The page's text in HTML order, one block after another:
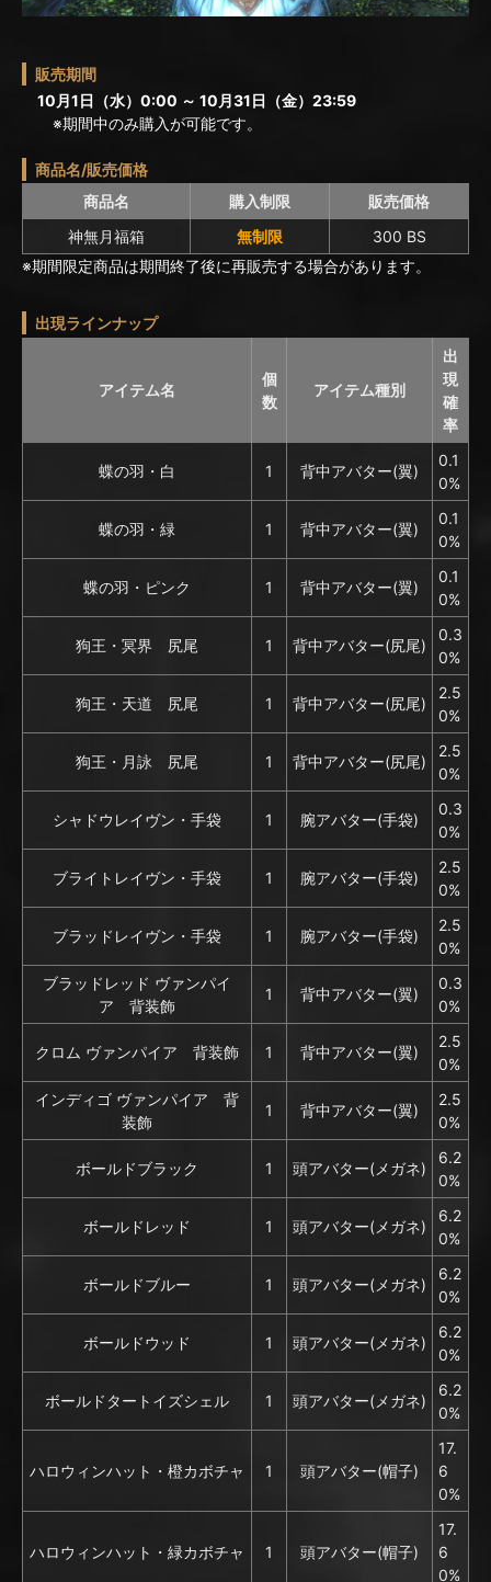
販売期間
10月1日（水）0:00 ～ 10月31日（金）23:59
※期間中のみ購入が可能です。
商品名/販売価格
商品名
購入制限
販売価格
神無月福箱
無制限
300 BS
※期間限定商品は期間終了後に再販売する場合があります。
出現ラインナップ
アイテム名
個
数
アイテム種別
出
現
確
率
蝶の羽・白 1 背中アバター(翼)
0.1
0%
蝶の羽・緑 1 背中アバター(翼)
0.1
0%
蝶の羽・ピンク 1 背中アバター(翼)
0.1
0%
狗王・冥界 尻尾 1 背中アバター(尻尾)
0.3
0%
狗王・天道 尻尾 1 背中アバター(尻尾)
2.5
0%
狗王・月詠 尻尾 1 背中アバター(尻尾)
2.5
0%
シャドウレイヴン・手袋 1 腕アバター(手袋)
0.3
0%
ブライトレイヴン・手袋 1 腕アバター(手袋)
2.5
0%
ブラッドレイヴン・手袋 1 腕アバター(手袋)
2.5
0%
ブラッドレッド ヴァンパイ
ア 背装飾
1 背中アバター(翼)
0.3
0%
クロム ヴァンパイア 背装飾 1 背中アバター(翼)
2.5
0%
インディゴ ヴァンパイア 背
装飾
1 背中アバター(翼)
2.5
0%
ボールドブラック 1 頭アバター(メガネ)
6.2
0%
ボールドレッド 1 頭アバター(メガネ)
6.2
0%
ボールドブルー 1 頭アバター(メガネ)
6.2
0%
ボールドウッド 1 頭アバター(メガネ)
6.2
0%
ボールドタートイズシェル 1 頭アバター(メガネ)
6.2
0%
ハロウィンハット・橙カボチャ 1 頭アバター(帽子)
17.
6
0%
ハロウィンハット・緑カボチャ 1 頭アバター(帽子)
17.
6
0%